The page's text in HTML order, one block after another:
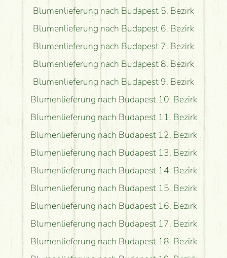
Blumenlieferung nach Budapest 5. Bezirk
Blumenlieferung nach Budapest 6. Bezirk
Blumenlieferung nach Budapest 7. Bezirk
Blumenlieferung nach Budapest 8. Bezirk
Blumenlieferung nach Budapest 9. Bezirk
Blumenlieferung nach Budapest 10. Bezirk
Blumenlieferung nach Budapest 11. Bezirk
Blumenlieferung nach Budapest 12. Bezirk
Blumenlieferung nach Budapest 13. Bezirk
Blumenlieferung nach Budapest 14. Bezirk
Blumenlieferung nach Budapest 15. Bezirk
Blumenlieferung nach Budapest 16. Bezirk
Blumenlieferung nach Budapest 17. Bezirk
Blumenlieferung nach Budapest 18. Bezirk